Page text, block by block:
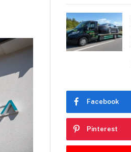
Facebook
Pinterest